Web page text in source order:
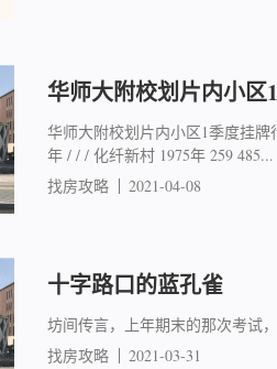
华师大附校划片内小区
华师大附校划片内小区1季度挂
年 / / / 化纤新村 1975年 259 485...
找房攻略
2021-04-08
十字路口的蓝孔雀
坊间传言，上年期末的那次考试
找房攻略
2021-03-31